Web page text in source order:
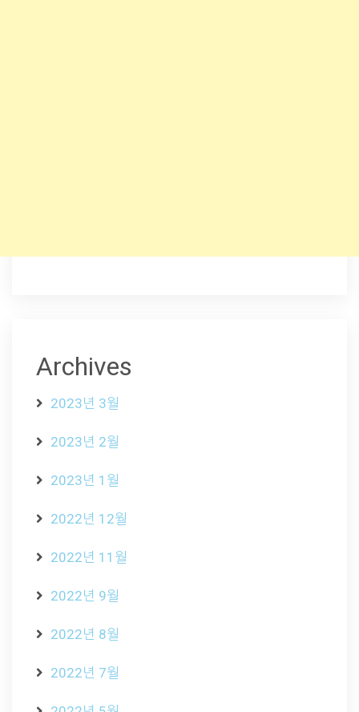
Archives
2023년 3월
2023년 2월
2023년 1월
2022년 12월
2022년 11월
2022년 9월
2022년 8월
2022년 7월